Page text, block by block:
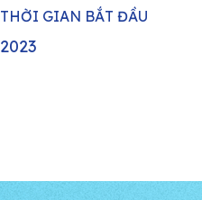
THỜI GIAN BẮT ĐẦU
2023